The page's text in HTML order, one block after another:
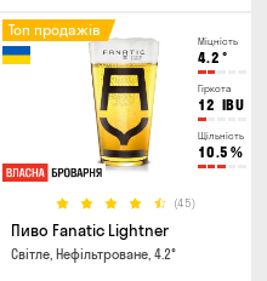
Міцність
4.2 °
Гіркота
12 IBU
Щільність
10.5 %
(45)
Топ продажів
Пиво Fanatic Lightner
Світле, Нефільтроване, 4.2°